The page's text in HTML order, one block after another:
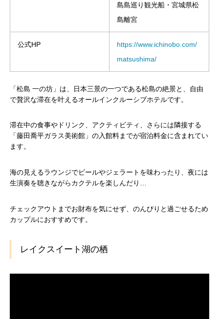
島島巡り観光船・宮城県松
島離宮
公式HP
https://www.ichinobo.com/
matsushima/
「松島 一の坊」は、日本三景の一つである松島の絶景と、自由
で贅沢な滞在を叶えるオールインクルーシブホテルです。
滞在中の食事やドリンク、アクティビティ、さらには隣接する
「藤田喬平ガラス美術館」の入館料までが宿泊料金に含まれてい
ます。
海の見えるラウンジでビールやジェラートを味わったり、夜には
生演奏を聴きながらカクテルを楽しんだり…
チェックアウトまでお財布を気にせず、のんびりと過ごせるため
カップルにおすすめです。
レイクスイート湖の栖